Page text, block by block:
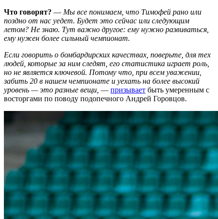
Что говорят? — Мы все понимаем, что Тимофей рано или
поздно от нас уедет. Будет это сейчас или следующим
летом? Не знаю. Тут важно другое: ему нужно развиваться,
ему нужен более сильный чемпионат.
Если говорить о бомбардирских качествах, поверьте, для тех
людей, которые за ним следят, его статистика играет роль,
но не является ключевой. Потому что, при всем уважении,
забить 20 в нашем чемпионате и уехать на более высокий
уровень — это разные вещи, — призывает быть умеренным с
восторгами по поводу подопечного Андрей Горовцов.